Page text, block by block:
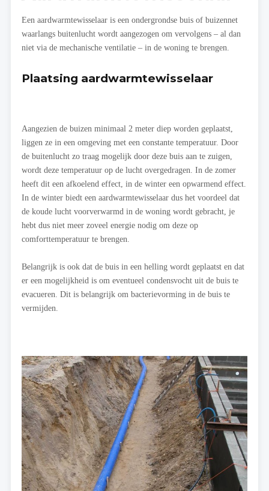
Een aardwarmtewisselaar is een ondergrondse buis of buizennet
waarlangs buitenlucht wordt aangezogen om vervolgens – al dan
niet via de mechanische ventilatie – in de woning te brengen.
Plaatsing aardwarmtewisselaar
Aangezien de buizen minimaal 2 meter diep worden geplaatst,
liggen ze in een omgeving met een constante temperatuur. Door
de buitenlucht zo traag mogelijk door deze buis aan te zuigen,
wordt deze temperatuur op de lucht overgedragen. In de zomer
heeft dit een afkoelend effect, in de winter een opwarmend effect.
In de winter biedt een aardwarmtewisselaar dus het voordeel dat
de koude lucht voorverwarmd in de woning wordt gebracht, je
hebt dus niet meer zoveel energie nodig om deze op
comforttemperatuur te brengen.
Belangrijk is ook dat de buis in een helling wordt geplaatst en dat
er een mogelijkheid is om eventueel condensvocht uit de buis te
evacueren. Dit is belangrijk om bacterievorming in de buis te
vermijden.